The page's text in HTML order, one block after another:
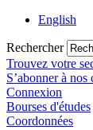
English
Rechercher
Trouvez votre
S’abonner à
Connexion
Bourses d'études
Coordonnées